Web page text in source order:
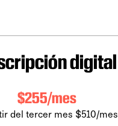
digital
$255/mes
del tercer mes $510/mes